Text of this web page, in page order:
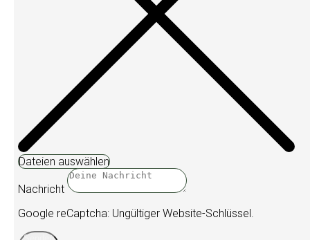
Dateien auswählen
Nachricht
Google reCaptcha: Ungültiger Website-Schlüssel.